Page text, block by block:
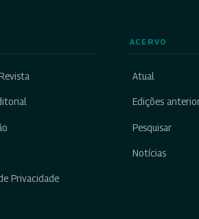
Privacidade
ACERVO
Atual
Edições
Pesquisar
Notícias